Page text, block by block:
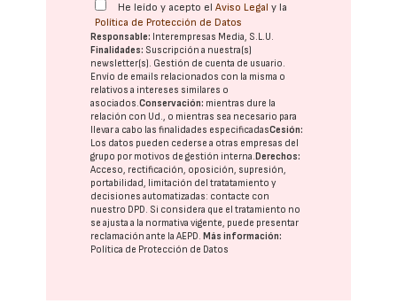
He leído y acepto elAviso Legal y la
Política de Protección de Datos
Responsable: Interempresas Media, S.L.U.
Finalidades: Suscripción a nuestra(s)
newsletter(s). Gestión de cuenta de usuario.
Envío de emails relacionados con la misma o
relativos a intereses similares o
asociados.Conservación: mientras dure la
relación con Ud., o mientras sea necesario para
llevar a cabo las finalidades especificadasCesión:
Los datos pueden cederse a otras empresas del
grupo por motivos de gestión interna. Derechos:
Acceso, rectificación, oposición, supresión,
portabilidad, limitación del tratatamiento y
decisiones automatizadas: contacte con
nuestro DPD. Si considera que el tratamiento no
se ajusta a la normativa vigente, puede presentar
reclamación ante laAEPD. Más información:
Política de Protección de Datos